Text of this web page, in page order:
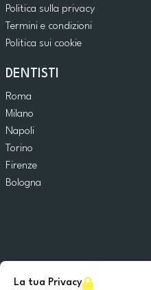
La tua Privacy
Politica sulla privacy
Termini e condizioni
Politica sui cookie
DENTISTI
Roma
Milano
Napoli
Torino
Firenze
Bologna